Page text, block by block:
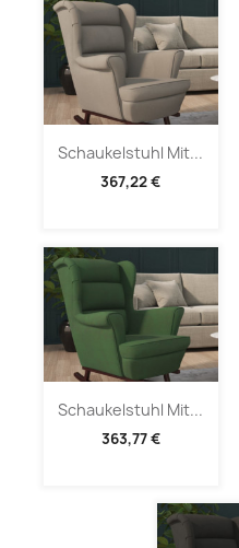
Schaukelstuhl Mit...
367,22 €
Schaukelstuhl Mit...
363,77 €